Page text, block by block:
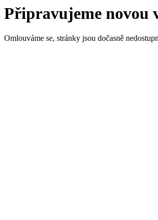
Připravujeme novou
Omlouváme se, stránky jsou dočasně